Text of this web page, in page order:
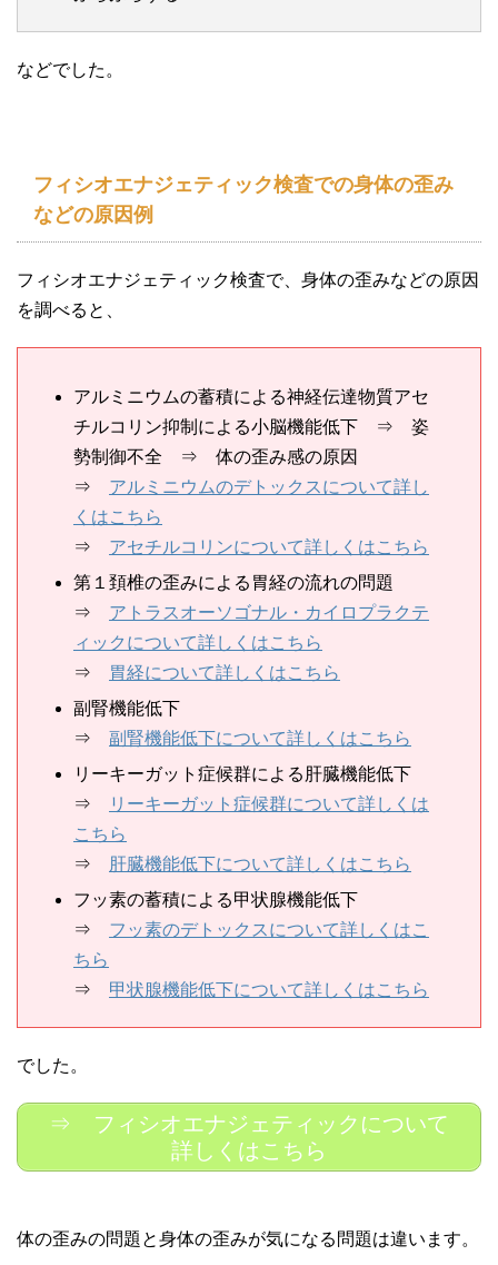
などでした。
フィシオエナジェティック検査での身体の歪み
などの原因例
フィシオエナジェティック検査で、身体の歪みなどの原因
を調べると、
アルミニウムの蓄積による神経伝達物質アセ
チルコリン抑制による小脳機能低下 ⇒ 姿
勢制御不全 ⇒ 体の歪み感の原因
⇒ アルミニウムのデトックスについて詳し
くはこちら
⇒ アセチルコリンについて詳しくはこちら
第１頚椎の歪みによる胃経の流れの問題
⇒ アトラスオーソゴナル・カイロプラクテ
ィックについて詳しくはこちら
⇒
胃経について詳しくはこちら
副腎機能低下
⇒ 副腎機能低下について詳しくはこちら
リーキーガット症候群による肝臓機能低下
⇒
リーキーガット症候群について詳しくは
こちら
⇒
肝臓機能低下について詳しくはこちら
フッ素の蓄積による甲状腺機能低下
⇒ フッ素のデトックスについて詳しくはこ
ちら
⇒ 甲状腺機能低下について詳しくはこちら
でした。
⇒ フィシオエナジェティックについて
詳しくはこちら
体の歪みの問題と身体の歪みが気になる問題は違います。